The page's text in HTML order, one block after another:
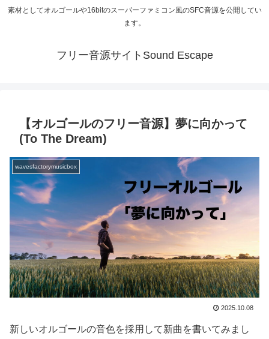
素材としてオルゴールや16bitのスーパーファミコン風のSFC音源を公開してい
ます。
フリー音源サイトSound Escape
【オルゴールのフリー音源】夢に向かって
(To The Dream)
wavesfactorymusicbox
2025.10.08
新しいオルゴールの音色を採用して新曲を書いてみまし